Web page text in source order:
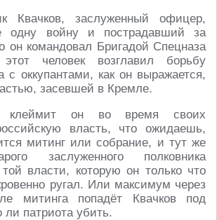
Квачков, заслуженный офицер,
одну войну и пострадавший за
он командовал Бригадой Спецназа
человек возглавил борьбу
с оккупантами, как он выражается,
засевшей в Кремле.
он во время своих
власть, что ожидаешь,
митинг или собрание, и тут же
заслуженного полковника
той власти, которую он только что
ругал. Или максимум через
митинга попадёт Квачков под
патриота убить.